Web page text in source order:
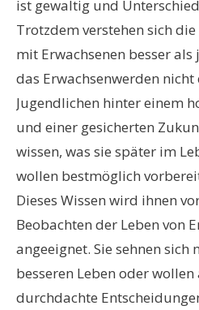
ist gewaltig und
Trotzdem verstehen sich
mit Erwachsenen besser
das Erwachsenwerden
Jugendlichen hinter einem
und einer gesicherten
wissen, was sie später im
wollen bestmöglich
Dieses Wissen wird ihnen
Beobachten der Leben von
angeeignet. Sie sehnen sich
besseren Leben oder
durchdachte